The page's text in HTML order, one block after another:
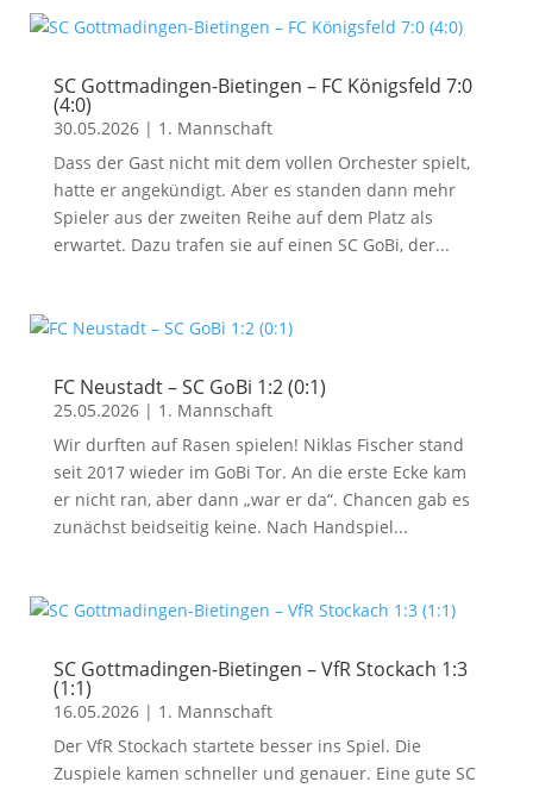
SC Gottmadingen-Bietingen – FC Königsfeld 7:0
(4:0)
30.05.2026| 1. Mannschaft
Dass der Gast nicht mit dem vollen Orchester spielt,
hatte er angekündigt. Aber es standen dann mehr
Spieler aus der zweiten Reihe auf dem Platz als
erwartet. Dazu trafen sie auf einen SC GoBi, der...
FC Neustadt – SC GoBi 1:2 (0:1)
25.05.2026| 1. Mannschaft
Wir durften auf Rasen spielen! Niklas Fischer stand
seit 2017 wieder im GoBi Tor. An die erste Ecke kam
er nicht ran, aber dann „war er da“. Chancen gab es
zunächst beidseitig keine. Nach Handspiel...
SC Gottmadingen-Bietingen – VfR Stockach 1:3
(1:1)
16.05.2026| 1. Mannschaft
Der VfR Stockach startete besser ins Spiel. Die
Zuspiele kamen schneller und genauer. Eine gute SC